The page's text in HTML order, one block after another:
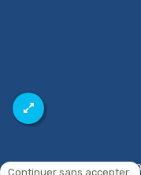
Politique de